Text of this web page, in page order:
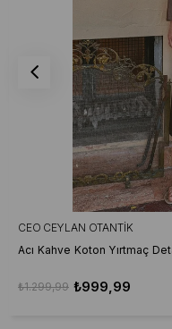
CEO CEYLAN OTANTIK
Acı Kahve Koton Yırtmaç
₺999,99
₺1.299,99